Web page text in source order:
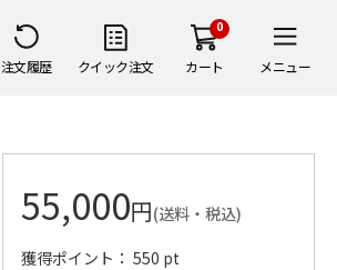
注文履歴 クイック注文
0
カート メニュー
55,000円(送料・税込)
獲得ポイント： 550 pt